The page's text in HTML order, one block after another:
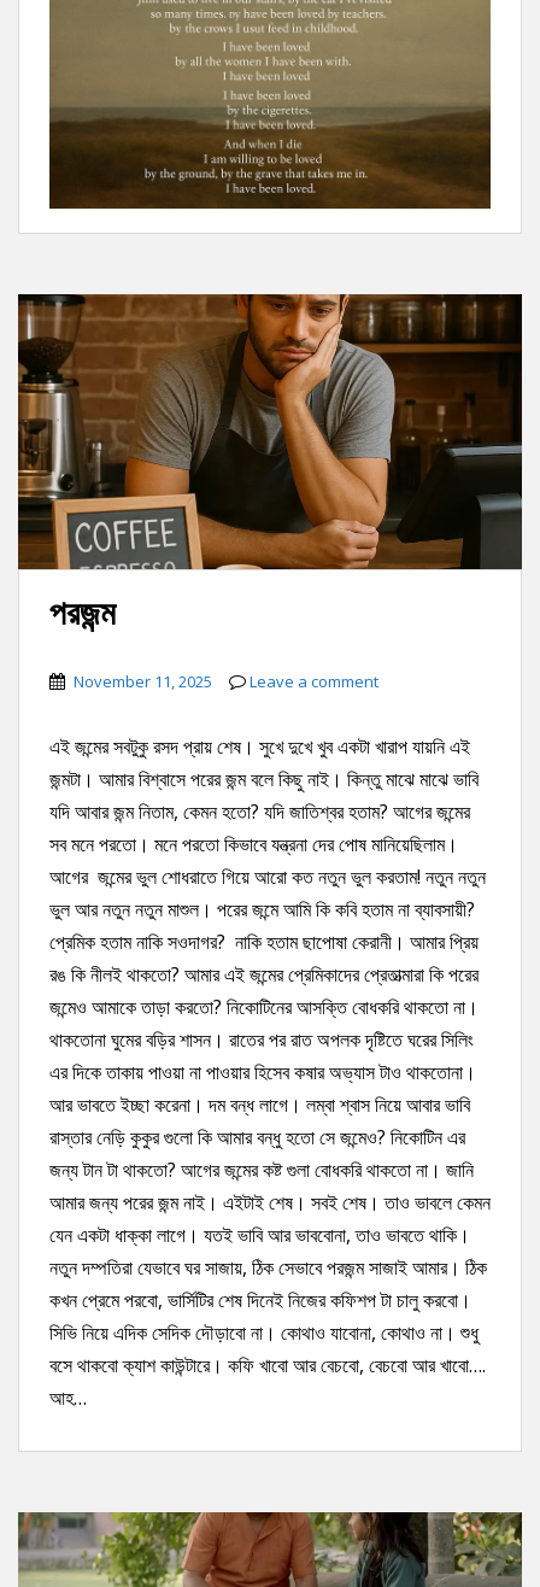
পরজন্ম
November 11, 2025 Leave a comment
এই জন্মের সবটুকু রসদ প্রায় শেষ। সুখে দুখে খুব একটা খারাপ যায়নি এই
জন্মটা। আমার বিশ্বাসে পরের জন্ম বলে কিছু নাই। কিন্তু মাঝে মাঝে ভাবি
যদি আবার জন্ম নিতাম, কেমন হতো? যদি জাতিশ্বর হতাম? আগের জন্মের
সব মনে পরতো। মনে পরতো কিভাবে যন্ত্রনা দের পোষ মানিয়েছিলাম।
আগের জন্মের ভুল শোধরাতে গিয়ে আরো কত নতুন ভুল করতাম! নতুন নতুন
ভুল আর নতুন নতুন মাশুল। পরের জন্মে আমি কি কবি হতাম না ব্যাবসায়ী?
প্রেমিক হতাম নাকি সওদাগর? নাকি হতাম ছাপোষা কেরানী। আমার প্রিয়
রঙ কি নীলই থাকতো? আমার এই জন্মের প্রেমিকাদের প্রেতাত্মারা কি পরের
জন্মেও আমাকে তাড়া করতো? নিকোটিনের আসক্তি বোধকরি থাকতো না।
থাকতোনা ঘুমের বড়ির শাসন। রাতের পর রাত অপলক দৃষ্টিতে ঘরের সিলিং
এর দিকে তাকায় পাওয়া না পাওয়ার হিসেব কষার অভ্যাস টাও থাকতোনা।
আর ভাবতে ইচ্ছা করেনা। দম বন্ধ লাগে। লম্বা শ্বাস নিয়ে আবার ভাবি
রাস্তার নেড়ি কুকুর গুলো কি আমার বন্ধু হতো সে জন্মেও? নিকোটিন এর
জন্য টান টা থাকতো? আগের জন্মের কষ্ট গুলা বোধকরি থাকতো না। জানি
আমার জন্য পরের জন্ম নাই। এইটাই শেষ। সবই শেষ। তাও ভাবলে কেমন
যেন একটা ধাক্কা লাগে। যতই ভাবি আর ভাববোনা, তাও ভাবতে থাকি।
নতুন দম্পতিরা যেভাবে ঘর সাজায়, ঠিক সেভাবে পরজন্ম সাজাই আমার। ঠিক
কখন প্রেমে পরবো, ভার্সিটির শেষ দিনেই নিজের কফিশপ টা চালু করবো।
সিভি নিয়ে এদিক সেদিক দৌড়াবো না। কোথাও যাবোনা, কোথাও না। শুধু
বসে থাকবো ক্যাশ কাউন্টারে। কফি খাবো আর বেচবো, বেচবো আর খাবো….
আহ…